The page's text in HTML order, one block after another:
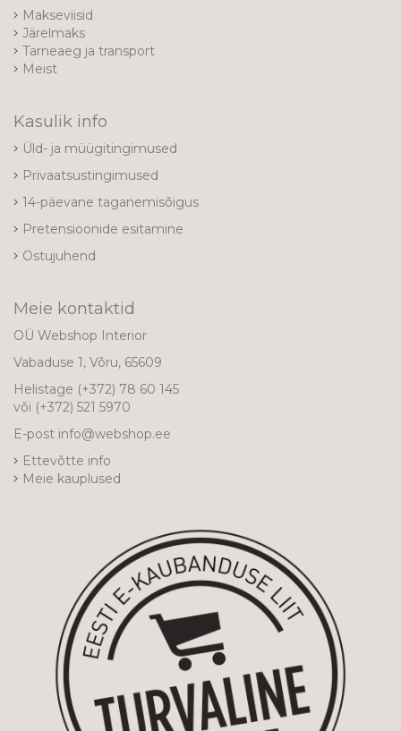
Makseviisid
Järelmaks
Tarneaeg ja transport
Meist
Kasulik info
Üld- ja müügitingimused
Privaatsustingimused
14-päevane taganemisõigus
Pretensioonide esitamine
Ostujuhend
Meie kontaktid
OÜ Webshop Interior
Vabaduse 1, Võru, 65609
Helistage (+372) 78 60 145
või (+372) 521 5970
E-post info@webshop.ee
Ettevõtte info
Meie kauplused